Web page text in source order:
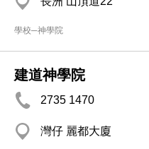
學校─神學院
建道神學院
2735 1470
灣仔 麗都大廈